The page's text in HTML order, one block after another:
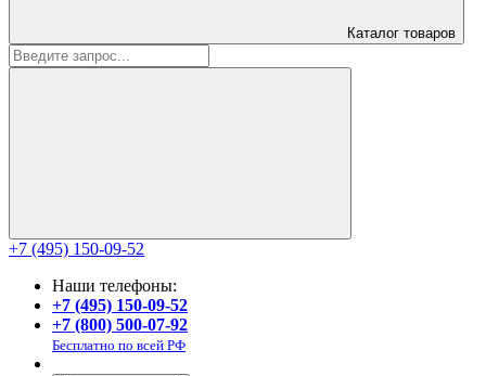
Каталог товаров
+7 (495) 150-09-52
Наши телефоны:
+7 (495) 150-09-52
+7 (800) 500-07-92
Бесплатно по всей РФ